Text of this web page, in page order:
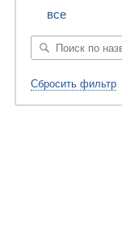
все
Сбросить фильтр